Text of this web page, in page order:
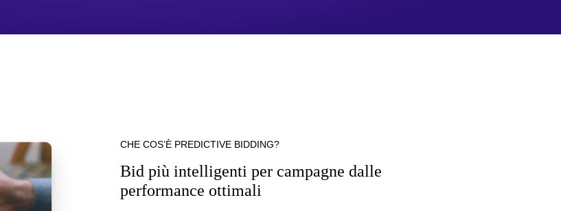
CHE COS’È PREDICTIVE BIDDING?
Bid più intelligenti per campagne dalle
performance ottimali